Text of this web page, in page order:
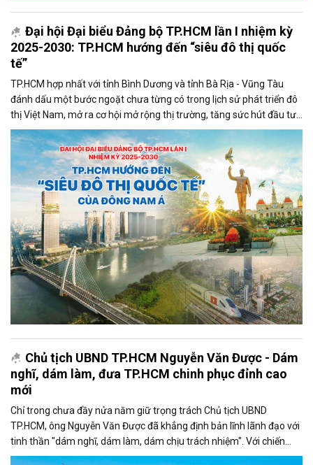
Đại hội Đại biểu Đảng bộ TP.HCM lần I nhiệm kỳ
2025-2030: TP.HCM hướng đến “siêu đô thị quốc
tế”
TP.HCM hợp nhất với tỉnh Bình Dương và tỉnh Bà Rịa - Vũng Tàu
đánh dấu một bước ngoặt chưa từng có trong lịch sử phát triển đô
thị Việt Nam, mở ra cơ hội mở rộng thị trường, tăng sức hút đầu tư,
kết nối hạ tầng, kết nối chuỗi sản xuất và nâng tầm vị thế quốc tế.
Đây không chỉ là sự sáp nhập về địa giới hành chính, mà là quá trình
tái cấu trúc toàn diện không gian phát triển, nơi ba cực kinh tế năng
động bậc nhất cả nước hội tụ hướng đến tầm nhìn mới là “siêu đô
thị quốc tế” của Đông Nam Á, top 1
Chủ tịch UBND TP.HCM Nguyễn Văn Được - Dám
nghĩ, dám làm, đưa TP.HCM chinh phục đỉnh cao
mới
Chỉ trong chưa đầy nửa năm giữ trọng trách Chủ tịch UBND
TP.HCM, ông Nguyễn Văn Được đã khẳng định bản lĩnh lãnh đạo với
tinh thần "dám nghĩ, dám làm, dám chịu trách nhiệm". Với chiến
lược rõ ràng, đội ngũ hành động, mô hình chính quyền phục vụ và